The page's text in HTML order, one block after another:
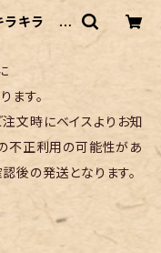
ラキラ 夏
ます。
文時にベイスよりお知
不正利用の可能性があ
後の発送となります。